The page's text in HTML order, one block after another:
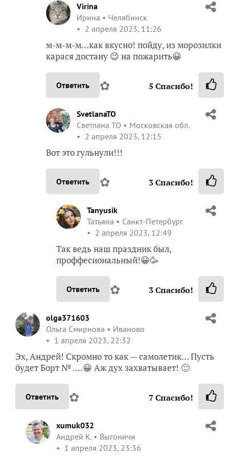
Virina
Ирина
Челябинск
2 апреля 2023, 11:26
м-м-м-м…как вкусно! пойду, из морозилки
карася достану 😉 на пожарить😀
Ответить ✿ 5 Спасибо!
SvetlanaTO
Светлана ТО
Московская обл.
2 апреля 2023, 12:15
Вот это гульнули!!!
Ответить ✿ 3Спасибо!
Tanyusik
Татьяна
Санкт-Петербург
2 апреля 2023, 12:49
Так ведь наш праздник был,
проффесиональный!😀🥳
Ответить ✿ 3Спасибо!
olga371603
Ольга Смирнова
Иваново
1 апреля 2023, 22:32
Эх, Андрей! Скромно то как — самолетик… Пусть
будет Борт № ....😀 Аж дух захватывает! 🙂
Ответить ✿ 7Спасибо!
xumuk032
Андрей К.
Выгоничи
1 апреля 2023, 23:36